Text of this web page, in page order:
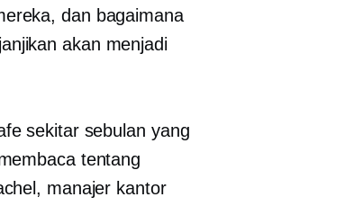
dan bagaimana
akan menjadi
sekitar sebulan yang
tentang
manajer kantor